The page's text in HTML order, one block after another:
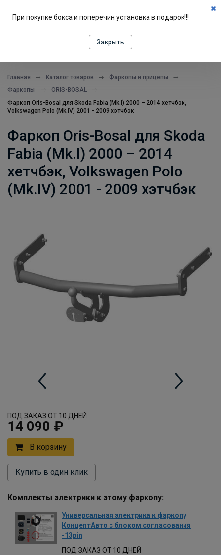
Главная Каталог товаров
Фаркопы и прицепы
Фаркопы
ORIS-BOSAL
Фаркоп Oris-Bosal для Skoda Fabia (Mk.I) 2000 – 2014 хетчбэк,
Volkswagen Polo (Mk.IV) 2001 - 2009 хэтчбэк
Фаркоп Oris-Bosal для Skoda
Fabia (Mk.I) 2000 – 2014
хетчбэк, Volkswagen Polo
(Mk.IV) 2001 - 2009 хэтчбэк
ПОД ЗАКАЗ ОТ 10 ДНЕЙ
14 090 ₽
В корзину
Купить в один клик
Комплекты электрики к этому фаркопу:
Универсальная электрика к фаркопу
КонцептАвто с блоком согласования
-13pin
ПОД ЗАКАЗ ОТ 10 ДНЕЙ
При покупке бокса и поперечин установка в подарок!!!
Закрыть